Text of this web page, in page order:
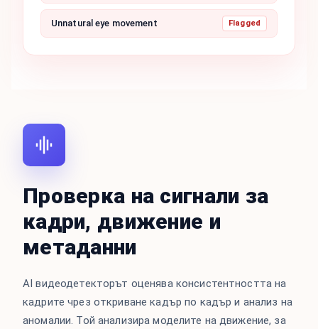
Unnatural eye movement Flagged
Проверка на сигнали за
кадри, движение и
метаданни
AI видеодетекторът оценява консистентността на
кадрите чрез откриване кадър по кадър и анализ на
аномалии. Той анализира моделите на движение, за